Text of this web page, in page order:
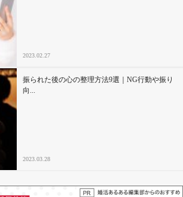
2023.02.27
振られた後の心の整理方法9選｜NG行動や振り
向...
2023.03.28